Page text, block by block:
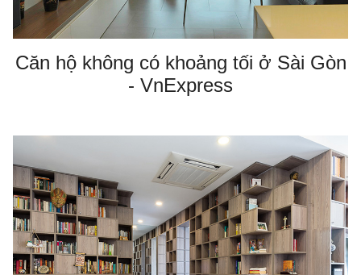
Căn hộ không có khoảng tối ở Sài Gòn
- VnExpress